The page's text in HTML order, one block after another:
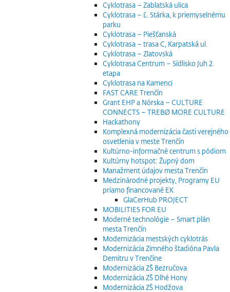
Cyklotrasa – Zablatská ulica
Cyklotrasa – Ľ. Stárka, k priemyselnému
parku
Cyklotrasa – Piešťanská
Cyklotrasa – trasa C, Karpatská ul.
Cyklotrasa – Zlatovská
Cyklotrasa Centrum – Sídlisko Juh 2.
etapa
Cyklotrasa na Kamenci
FAST CARE Trenčín
Grant EHP a Nórska – CULTURE
CONNECTS – TREBØ MORE CULTURE
Hackathony
Komplexná modernizácia časti verejného
osvetlenia v meste Trenčín
Kultúrno-informačné centrum s pódiom
Kultúrny hotspot: Župný dom
Manažment údajov mesta Trenčín
Medzinárodné projekty, Programy EU
priamo financované EK
GlaCerHub PROJECT
MOBILITIES FOR EU
Moderné technológie – Smart plán
mesta Trenčín
Modernizácia mestských cyklotrás
Modernizácia Zimného štadióna Pavla
Demitru v Trenčíne
Modernizácia ZŠ Bezručova
Modernizácia ZŠ Dlhé Hony
Modernizácia ZŠ Hodžova